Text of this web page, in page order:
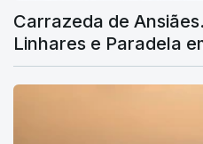
Carrazeda de
Linhares e Paradela